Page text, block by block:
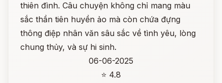
thiên đình. Câu chuyện không chỉ mang màu
sắc thần tiên huyền ảo mà còn chứa đựng
thông điệp nhân văn sâu sắc về tình yêu, lòng
chung thủy, và sự hi sinh.
06-06-2025
⭐ 4.8